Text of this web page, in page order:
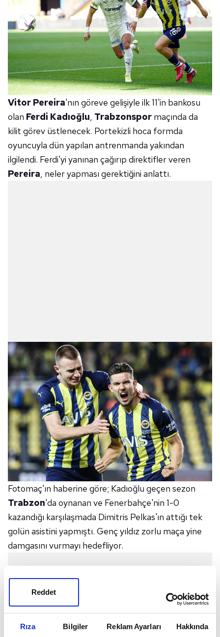
Rıza Bilgiler Reklam Ayarları Hakkında
Reddet
Vitor Pereira'nın göreve gelişiyle ilk 11'in bankosu
olan Ferdi Kadıoğlu, Trabzonspor maçında da
kilit görev üstlenecek. Portekizli hoca formda
oyuncuyla dün yapılan antrenmanda yakından
ilgilendi. Ferdi'yi yanınan çağırıp direktifler veren
Pereira, neler yapması gerektiğini anlattı.
Fotomaç'ın haberine göre; Kadıoğlu geçen sezon
Trabzon'da oynanan ve Fenerbahçe'nin 1-0
kazandığı karşılaşmada Dimitris Pelkas'ın attığı tek
golün asistini yapmıştı. Genç yıldız zorlu maça yine
damgasını vurmayı hedefliyor.